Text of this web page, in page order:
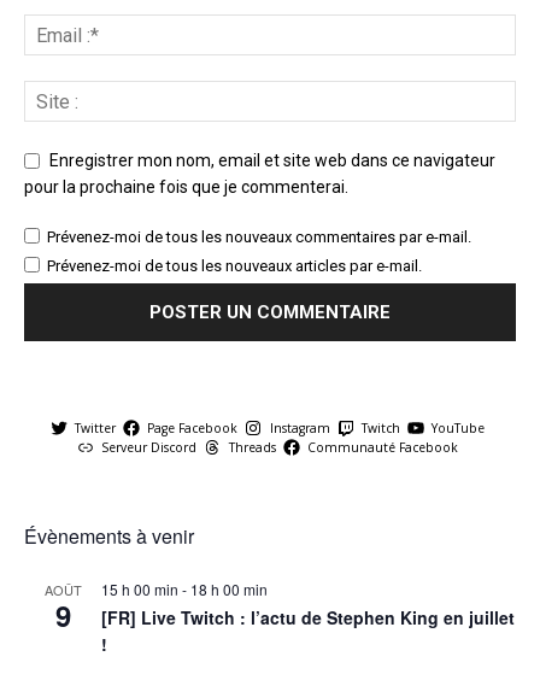
Enregistrer mon nom, email et site web dans ce navigateur
pour la prochaine fois que je commenterai.
Prévenez-moi de tous les nouveaux commentaires par e-mail.
Prévenez-moi de tous les nouveaux articles par e-mail.
Twitter Page Facebook Instagram Twitch
YouTube
Serveur Discord
Threads Communauté Facebook
Évènements à venir
AOÛT
9
15 h 00 min - 18 h 00 min
[FR] Live Twitch : l’actu de Stephen King en juillet
!